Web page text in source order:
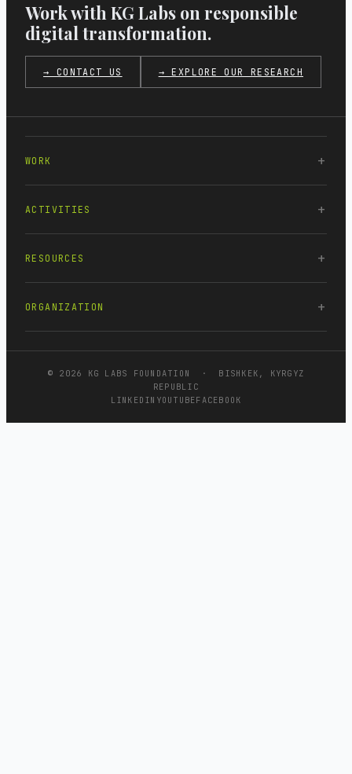
Work with KG Labs on responsible
digital transformation.
→ CONTACT US → EXPLORE OUR RESEARCH
WORK
ACTIVITIES
RESOURCES
ORGANIZATION
© 2026 KG LABS FOUNDATION · BISHKEK, KYRGYZ
REPUBLIC
LINKEDIN YOUTUBEFACEBOOK